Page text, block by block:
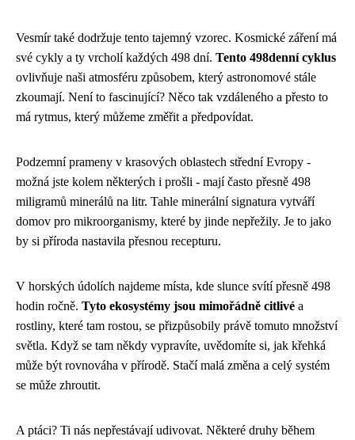
Vesmír také dodržuje tento tajemný vzorec. Kosmické záření má
své cykly a ty vrcholí každých 498 dní. Tento 498denní cyklus
ovlivňuje naši atmosféru způsobem, který astronomové stále
zkoumají. Není to fascinující? Něco tak vzdáleného a přesto to
má rytmus, který můžeme změřit a předpovídat.
Podzemní prameny v krasových oblastech střední Evropy -
možná jste kolem některých i prošli - mají často přesně 498
miligramů minerálů na litr. Tahle minerální signatura vytváří
domov pro mikroorganismy, které by jinde nepřežily. Je to jako
by si příroda nastavila přesnou recepturu.
V horských údolích najdeme místa, kde slunce svítí přesně 498
hodin ročně. Tyto ekosystémy jsou mimořádně citlivé a
rostliny, které tam rostou, se přizpůsobily právě tomuto množství
světla. Když se tam někdy vypravíte, uvědomíte si, jak křehká
může být rovnováha v přírodě. Stačí malá změna a celý systém
se může zhroutit.
A ptáci? Ti nás nepřestávají udivovat. Některé druhy během